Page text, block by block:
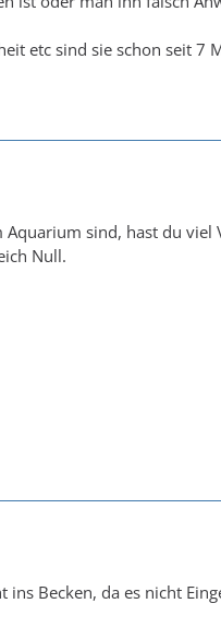
etc sind sie schon seit 7
sind, hast du viel
Null.
Becken, da es nicht